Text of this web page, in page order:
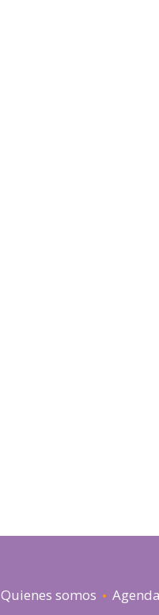
Quienes somos